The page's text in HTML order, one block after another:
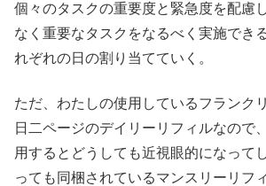
個々のタスクの重要度と緊急度を配慮
なく重要なタスクをなるべく実施でき
れぞれの日の割り当てていく。
ただ、わたしの使用しているフランク
日二ページのデイリーリフィルなので
用するとどうしても近視眼的になって
っても同梱されているマンスリーリフ